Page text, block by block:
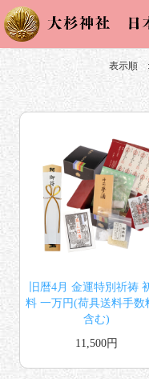
表示順 :
旧暦4月 金運特別祈祷
料 一万円(荷具送料手数
含む)
11,500円